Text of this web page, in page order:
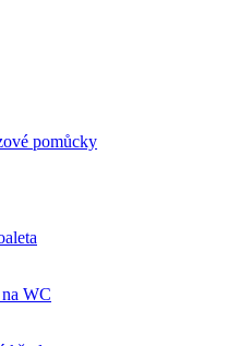
pomůcky
WC